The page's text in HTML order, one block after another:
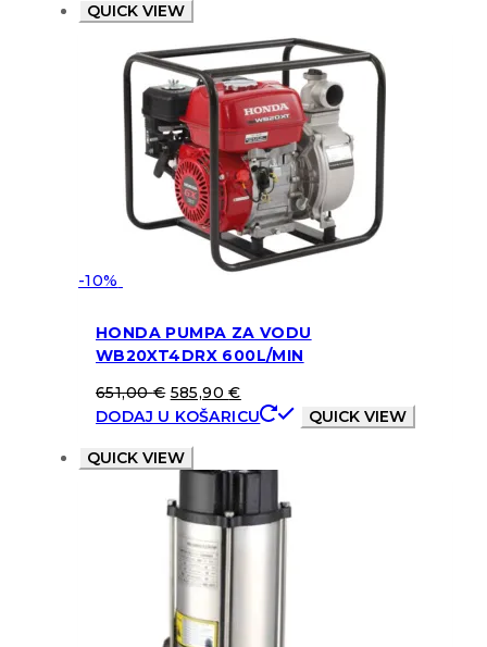
QUICK VIEW
-10%
HONDA PUMPA ZA VODU
WB20XT4DRX 600L/MIN
651,00€ 585,90€
DODAJ U KOŠARICU
QUICK VIEW
QUICK VIEW